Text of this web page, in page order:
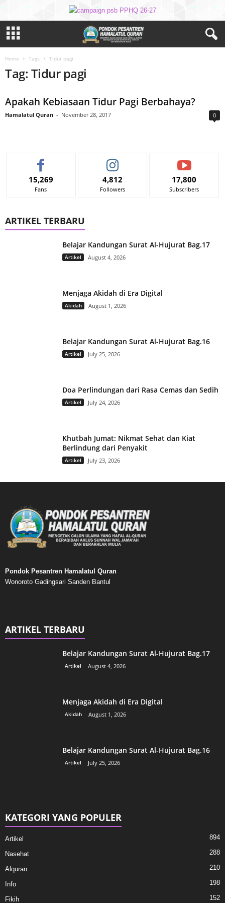
Home Tags Tidur pagi
Tag: Tidur pagi
Apakah Kebiasaan Tidur Pagi Berbahaya?
Hamalatul Quran - November 28, 2017 0
15,269
Fans
4,812
Followers
17,800
Subscribers
ARTIKEL TERBARU
Belajar Kandungan Surat Al-Hujurat Bag.17
Artikel August 4, 2026
Menjaga Akidah di Era Digital
Akidah August 1, 2026
Belajar Kandungan Surat Al-Hujurat Bag.16
Artikel July 25, 2026
Doa Perlindungan dari Rasa Cemas dan Sedih
Artikel July 24, 2026
Khutbah Jumat: Nikmat Sehat dan Kiat
Berlindung dari Penyakit
Artikel July 23, 2026
Pondok Pesantren Hamalatul Quran
Wonoroto Gadingsari Sanden Bantul
ARTIKEL TERBARU
Belajar Kandungan Surat Al-Hujurat Bag.17
Artikel August 4, 2026
Menjaga Akidah di Era Digital
Akidah August 1, 2026
Belajar Kandungan Surat Al-Hujurat Bag.16
Artikel July 25, 2026
KATEGORI YANG POPULER
Artikel 894
Nasehat 288
Alquran 210
Info 198
Fikih 152